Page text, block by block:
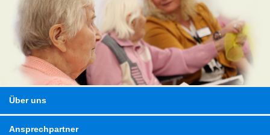
Über uns
Ansprechpartner